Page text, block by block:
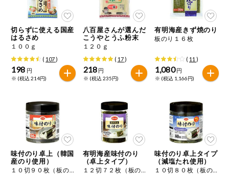
今週のお買い
コープ商品
今週の新登場
トク
複数注文でお
トク
ポイントがも
らえる！
切らずに使える国産
はるさめ
１００ｇ
( 107)
198 円
※ (税込 214円)
八百屋さんが選んだ
こうやとうふ粉末
１２０ｇ
( 17)
218 円
※ (税込 235円)
有明海産きず焼のり
板のり１６枚
( 11 )
1,080 円
※ (税込 1,166円)
味付のり卓上（韓国
産のり使用）
１０切９０枚（板のり９枚）
有明海産味付のり
（卓上タイプ）
１２切７２枚（板のり６枚）
味付のり卓上タイプ
（減塩たれ使用）
１０切８０枚（板のり８枚）